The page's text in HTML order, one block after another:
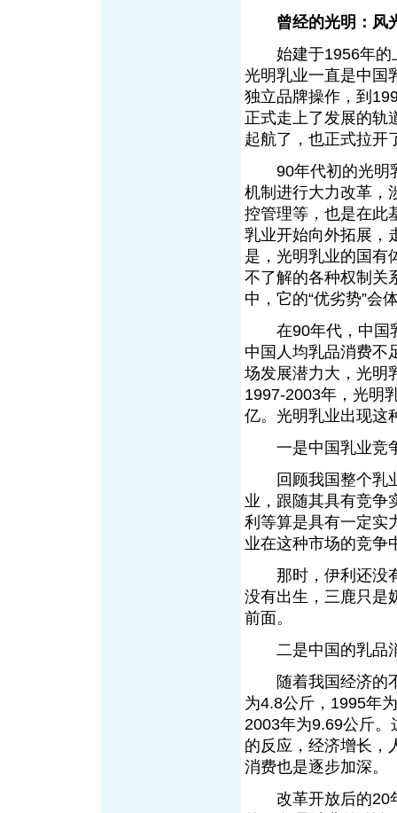
曾经的光明：风
始建于1956年的上
光明乳业一直是中国
独立品牌操作，到
正式走上了发展的轨
起航了，也正式拉开
90年代初的光明乳
机制进行大力改革，
控管理等，也是在此
乳业开始向外拓展，
是，光明乳业的国有
不了解的各种权制关
中，它的“优劣势”会
在90年代，中国乳
中国人均乳品消费不
场发展潜力大，光明
1997-2003年，光明
亿。光明乳业出现这
一是中国乳业竞
回顾我国整个乳业
业，跟随其具有竞争
利等算是具有一定实
业在这种市场的竞争
那时，伊利还没有
没有出生，三鹿只是
前面。
二是中国的乳品
随着我国经济的不
为4.8公斤，1995年
2003年为9.69公斤
的反应，经济增长，
消费也是逐步加深。
改革开放后的20年